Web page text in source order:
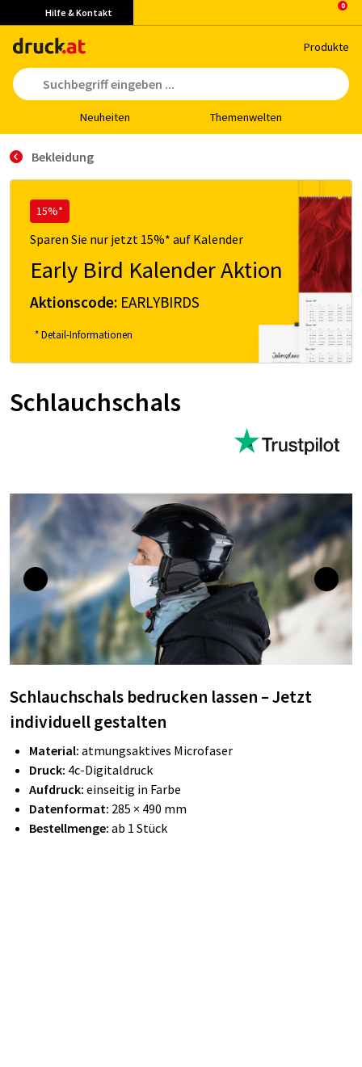
Hilfe & Kontakt
Pro­duk­te
Neu­hei­ten The­men­wel­ten
Bekleidung
15%*
Sparen Sie nur jetzt 15%* auf Kalender
Early Bird Kalender Aktion
Aktionscode: EARLYBIRDS
* Detail-Informationen
Schlauchschals
Schlauchschals bedrucken lassen – Jetzt
individuell gestalten
Material: atmungsaktives Microfaser
Druck: 4c-Digitaldruck
Aufdruck: einseitig in Farbe
Datenformat: 285 × 490 mm
Bestellmenge: ab 1 Stück